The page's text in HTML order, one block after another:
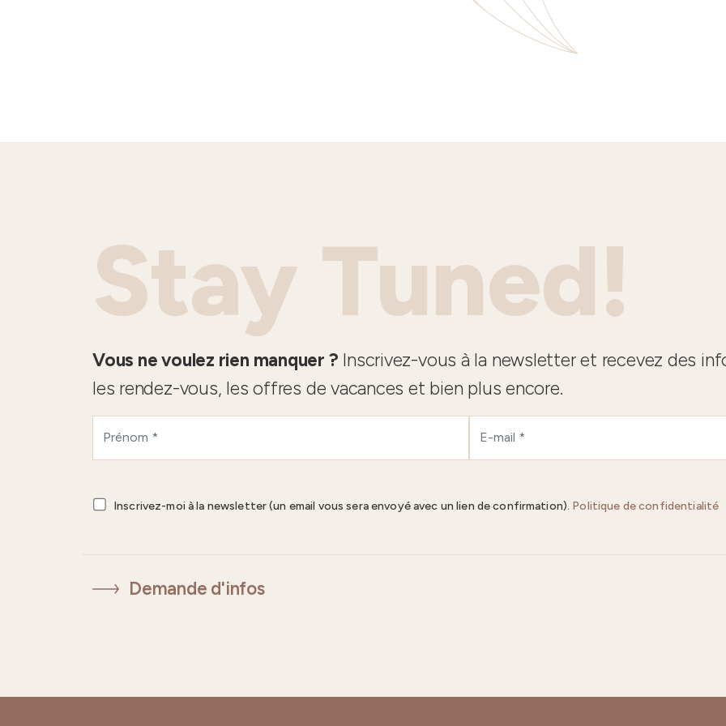
Stay Tuned!
Vous ne voulez rien manquer ? Inscrivez-vous à la newsletter et recevez des
les rendez-vous, les offres de vacances et bien plus encore.
Inscrivez-moi à la newsletter (un email vous sera envoyé avec un lien de confirmation). Politique de confidentialité
Demande d'infos